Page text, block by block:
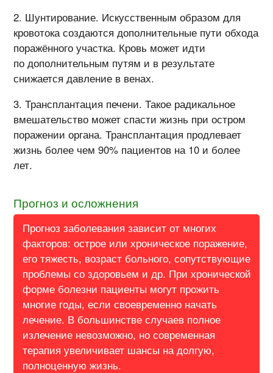
Шунтирование. Искусственным образом для
кровотока создаются дополнительные пути обхода
поражённого участка. Кровь может идти
по дополнительным путям и в результате
снижается давление в венах.
Трансплантация печени. Такое радикальное
вмешательство может спасти жизнь при остром
поражении органа. Трансплантация продлевает
жизнь более чем 90% пациентов на 10 и более
лет.
Прогноз и осложнения
Прогноз заболевания зависит от многих
факторов: острое или хроническое поражение,
его тяжесть, возраст больного, сопутствующие
проблемы со здоровьем и др. При хронической
форме болезни пациенты могут прожить
многие годы, если своевременно начать
лечение. В большинстве случаев полное
излечение невозможно, но современная
терапия увеличивает шансы на долгую,
полноценную жизнь.